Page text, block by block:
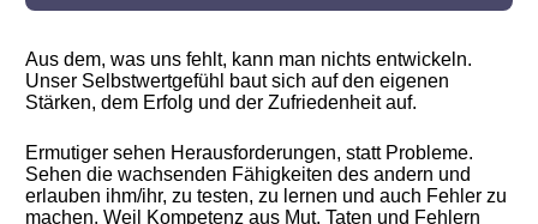
Aus dem, was uns fehlt, kann man nichts entwickeln.
Unser Selbstwertgefühl baut sich auf den eigenen
Stärken, dem Erfolg und der Zufriedenheit auf.
Ermutiger sehen Herausforderungen, statt Probleme.
Sehen die wachsenden Fähigkeiten des andern und
erlauben ihm/ihr, zu testen, zu lernen und auch Fehler zu
machen. Weil Kompetenz aus Mut, Taten und Fehlern